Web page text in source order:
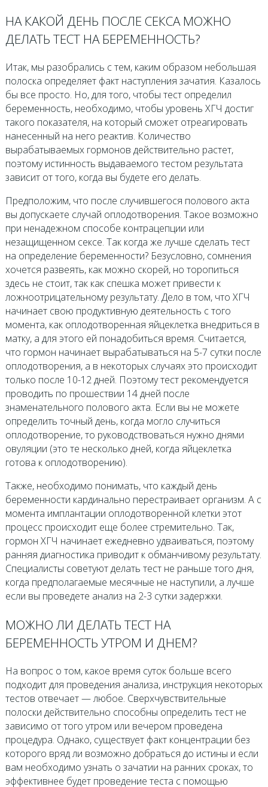
НА КАКОЙ ДЕНЬ ПОСЛЕ СЕКСА МОЖНО
ДЕЛАТЬ ТЕСТ НА БЕРЕМЕННОСТЬ?
Итак, мы разобрались с тем, каким образом небольшая
полоска определяет факт наступления зачатия. Казалось
бы все просто. Но, для того, чтобы тест определил
беременность, необходимо, чтобы уровень ХГЧ достиг
такого показателя, на который сможет отреагировать
нанесенный на него реактив. Количество
вырабатываемых гормонов действительно растет,
поэтому истинность выдаваемого тестом результата
зависит от того, когда вы будете его делать.
Предположим, что после случившегося полового акта
вы допускаете случай оплодотворения. Такое возможно
при ненадежном способе контрацепции или
незащищенном сексе. Так когда же лучше сделать тест
на определение беременности? Безусловно, сомнения
хочется развеять, как можно скорей, но торопиться
здесь не стоит, так как спешка может привести к
ложноотрицательному результату. Дело в том, что ХГЧ
начинает свою продуктивную деятельность с того
момента, как оплодотворенная яйцеклетка внедриться в
матку, а для этого ей понадобиться время. Считается,
что гормон начинает вырабатываться на 5-7 сутки после
оплодотворения, а в некоторых случаях это происходит
только после 10-12 дней. Поэтому тест рекомендуется
проводить по прошествии 14 дней после
знаменательного полового акта. Если вы не можете
определить точный день, когда могло случиться
оплодотворение, то руководствоваться нужно днями
овуляции (это те несколько дней, когда яйцеклетка
готова к оплодотворению).
Также, необходимо понимать, что каждый день
беременности кардинально перестраивает организм. А с
момента имплантации оплодотворенной клетки этот
процесс происходит еще более стремительно. Так,
гормон ХГЧ начинает ежедневно удваиваться, поэтому
ранняя диагностика приводит к обманчивому результату.
Специалисты советуют делать тест не раньше того дня,
когда предполагаемые месячные не наступили, а лучше
если вы проведете анализ на 2-3 сутки задержки.
МОЖНО ЛИ ДЕЛАТЬ ТЕСТ НА
БЕРЕМЕННОСТЬ УТРОМ И ДНЕМ?
На вопрос о том, какое время суток больше всего
подходит для проведения анализа, инструкция некоторых
тестов отвечает — любое. Сверхчувствительные
полоски действительно способны определить тест не
зависимо от того утром или вечером проведена
процедура. Однако, существует факт концентрации без
которого вряд ли возможно добраться до истины и если
вам необходимо узнать о зачатии на ранних сроках, то
эффективнее будет проведение теста с помощью